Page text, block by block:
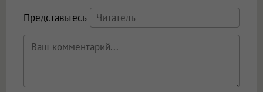
Представьтесь